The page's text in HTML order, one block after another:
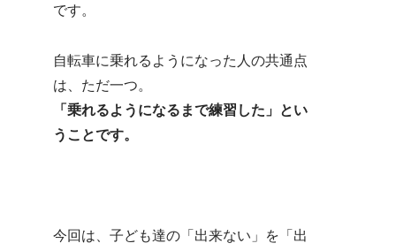
です。
自転車に乗れるようになった人の共通点
は、ただ一つ。
「乗れるようになるまで練習した」とい
うことです。
今回は、子ども達の「出来ない」を「出